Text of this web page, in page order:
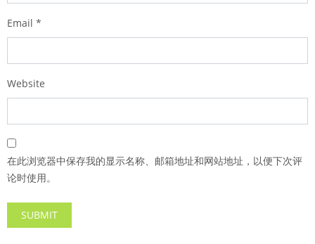
Email *
Website
在此浏览器中保存我的显示名称、邮箱地址和网站地址，以便下次评
论时使用。